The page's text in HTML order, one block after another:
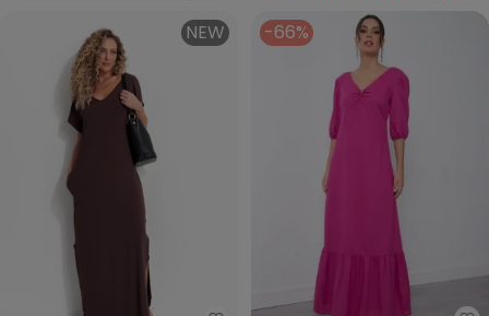
NEW -66%